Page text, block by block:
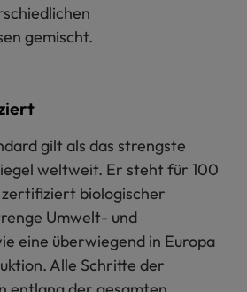
gemischt.
gilt als das strengste
weltweit. Er steht für 100
biologischer
Umwelt- und
eine überwiegend in Europa
Alle Schritte der